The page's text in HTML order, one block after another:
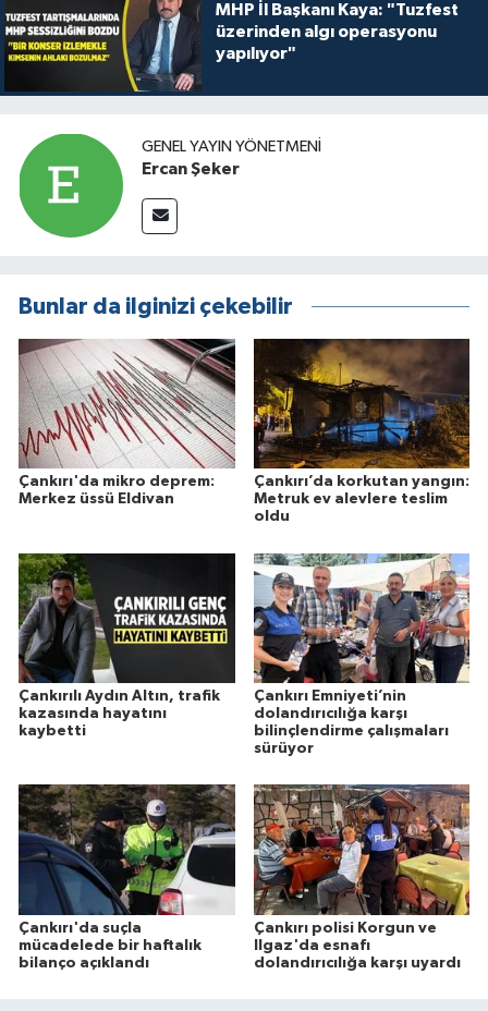
MHP İl Başkanı Kaya: "Tuzfest
üzerinden algı operasyonu
yapılıyor"
GENEL YAYIN YÖNETMENI
Ercan Şeker
Bunlar da ilginizi çekebilir
Çankırı'da mikro deprem:
Merkez üssü Eldivan
Çankırı’da korkutan yangın:
Metruk ev alevlere teslim
oldu
Çankırılı Aydın Altın, trafik
kazasında hayatını
kaybetti
Çankırı Emniyeti’nin
dolandırıcılığa karşı
bilinçlendirme çalışmaları
sürüyor
Çankırı'da suçla
mücadelede bir haftalık
bilanço açıklandı
Çankırı polisi Korgun ve
Ilgaz'da esnafı
dolandırıcılığa karşı uyardı